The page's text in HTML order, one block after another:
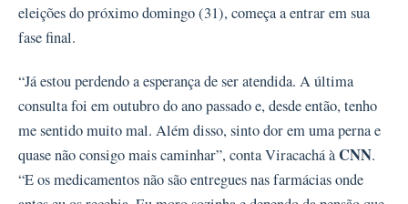
eleições do próximo domingo (31), começa a entrar em sua
fase final.
“Já estou perdendo a esperança de ser atendida. A última
consulta foi em outubro do ano passado e, desde então, tenho
me sentido muito mal. Além disso, sinto dor em uma perna e
quase não consigo mais caminhar”, conta Viracachá àCNN.
“E os medicamentos não são entregues nas farmácias onde